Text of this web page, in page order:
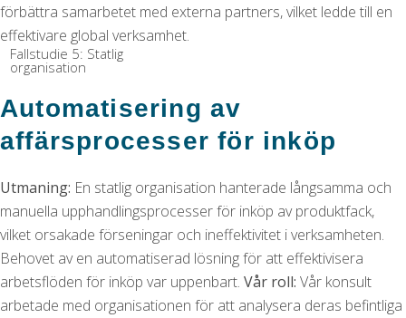
förbättra samarbetet med externa partners, vilket ledde till en
effektivare global verksamhet.
Fallstudie 5: Statlig
organisation
Automatisering av
affärsprocesser för inköp
Utmaning: En statlig organisation hanterade långsamma och
manuella upphandlingsprocesser för inköp av produktfack,
vilket orsakade förseningar och ineffektivitet i verksamheten.
Behovet av en automatiserad lösning för att effektivisera
arbetsflöden för inköp var uppenbart. Vår roll: Vår konsult
arbetade med organisationen för att analysera deras befintliga